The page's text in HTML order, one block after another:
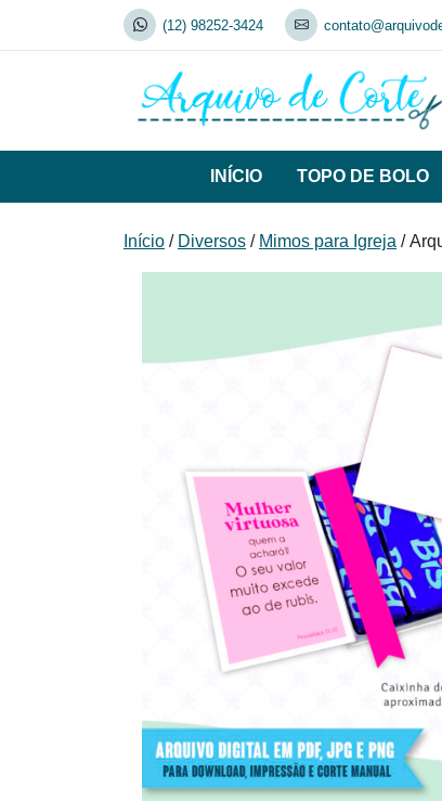
(12) 98252-3424
INÍCIO TOPO DE BOLO
Início / Diversos / Mimos para Igreja /